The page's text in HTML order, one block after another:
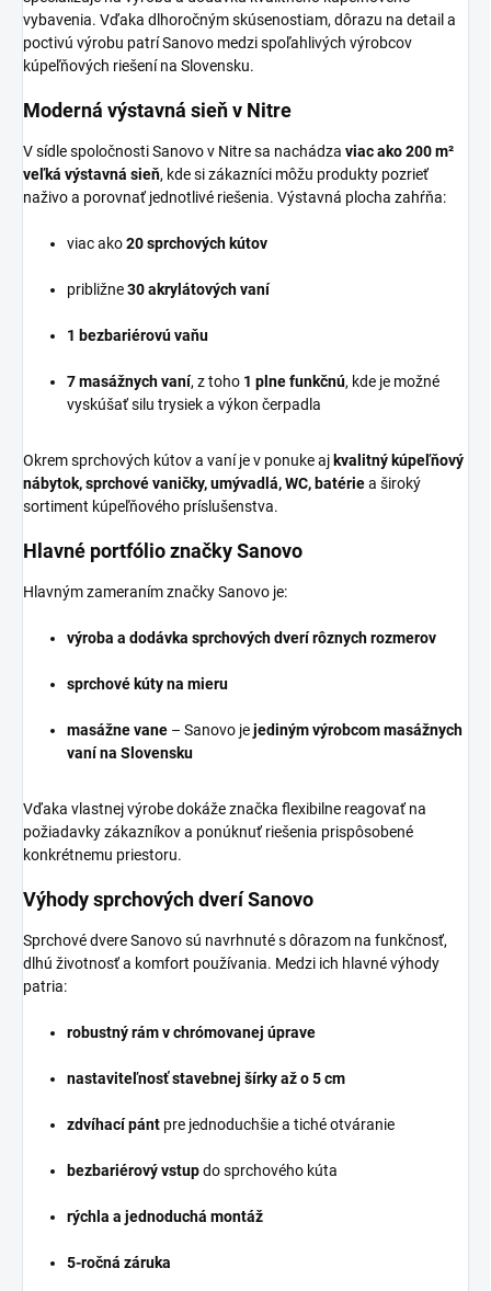
vybavenia. Vďaka dlhoročným skúsenostiam, dôrazu na detail a
poctivú výrobu patrí Sanovo medzi spoľahlivých výrobcov
kúpeľňových riešení na Slovensku.
Moderná výstavná sieň v Nitre
V sídle spoločnosti Sanovo v Nitre sa nachádza viac ako 200 m²
veľká výstavná sieň, kde si zákazníci môžu produkty pozrieť
naživo a porovnať jednotlivé riešenia. Výstavná plocha zahŕňa:
viac ako20 sprchových kútov
približne30 akrylátových vaní
1 bezbariérovú vaňu
7 masážnych vaní, z toho 1 plne funkčnú, kde je možné
vyskúšať silu trysiek a výkon čerpadla
Okrem sprchových kútov a vaní je v ponuke aj kvalitný kúpeľňový
nábytok, sprchové vaničky, umývadlá, WC, batériea široký
sortiment kúpeľňového príslušenstva.
Hlavné portfólio značky Sanovo
Hlavným zameraním značky Sanovo je:
výroba a dodávka sprchových dverí rôznych rozmerov
sprchové kúty na mieru
masážne vane – Sanovo jejediným výrobcom masážnych
vaní na Slovensku
Vďaka vlastnej výrobe dokáže značka flexibilne reagovať na
požiadavky zákazníkov a ponúknuť riešenia prispôsobené
konkrétnemu priestoru.
Výhody sprchových dverí Sanovo
Sprchové dvere Sanovo sú navrhnuté s dôrazom na funkčnosť,
dlhú životnosť a komfort používania. Medzi ich hlavné výhody
patria:
robustný rám v chrómovanej úprave
nastaviteľnosť stavebnej šírky až o 5 cm
zdvíhací pánt pre jednoduchšie a tiché otváranie
bezbariérový vstupdo sprchového kúta
rýchla a jednoduchá montáž
5-ročná záruka